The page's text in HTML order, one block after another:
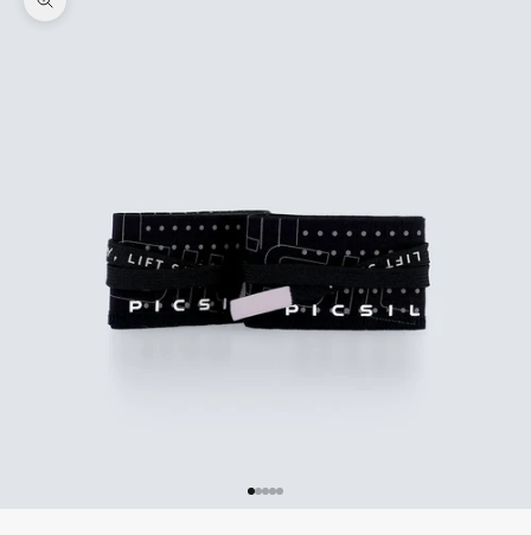
Zooma
Gå till 1
Gå till 2
Gå till 3
Gå till 4
Gå till 5